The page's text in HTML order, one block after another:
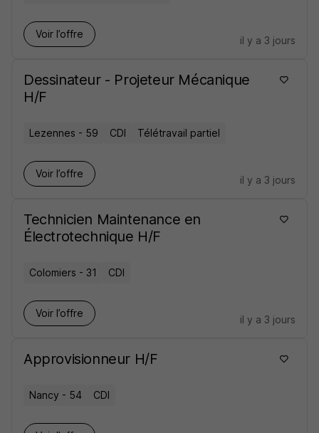
Voir l’offre
il y a 3 jours
Dessinateur - Projeteur Mécanique
H/F
Lezennes - 59 CDI Télétravail partiel
Voir l’offre
il y a 3 jours
Technicien Maintenance en
Électrotechnique H/F
Colomiers - 31 CDI
Voir l’offre
il y a 3 jours
Approvisionneur H/F
Nancy - 54 CDI